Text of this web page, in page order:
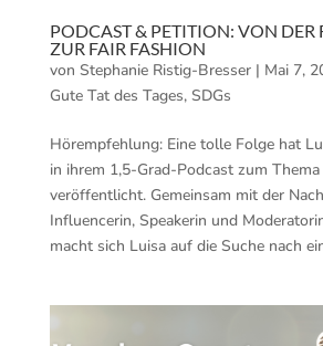
PODCAST & PETITION: VON DER
ZUR FAIR FASHION
von Stephanie Ristig-Bresser| Mai 7,
Gute Tat des Tages, SDGs
Hörempfehlung: Eine tolle Folge hat
in ihrem 1,5-Grad-Podcast zum Thema
veröffentlicht. Gemeinsam mit der
Influencerin, Speakerin und
macht sich Luisa auf die Suche nach